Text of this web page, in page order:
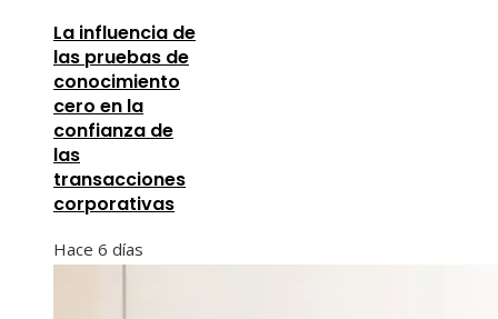
La influencia de
las pruebas de
conocimiento
cero en la
confianza de
las
transacciones
corporativas
Hace 6 días